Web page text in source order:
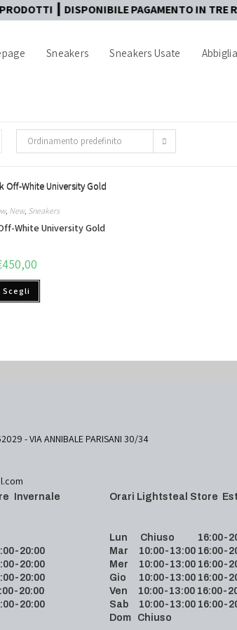
┃ DISPONIBILE PAGAMENTO IN TRE
Sneakers Sneakers Usate
Ordinamento predefinito
, New, Sneakers
White University Gold
450,00
Scegli
- VIA ANNIBALE PARISANI 30/34
Invernale
20:00
20:00
20:00
20:00
20:00
Orari Lightsteal
Lun Chiuso 16:00-
Mar 10:00-13:00 16:00-
Mer 10:00-13:00 16:00-
Gio 10:00-13:00 16:00-
Ven 10:00-13:00 16:00-
Sab 10:00-13:00 16:00-
Dom Chiuso